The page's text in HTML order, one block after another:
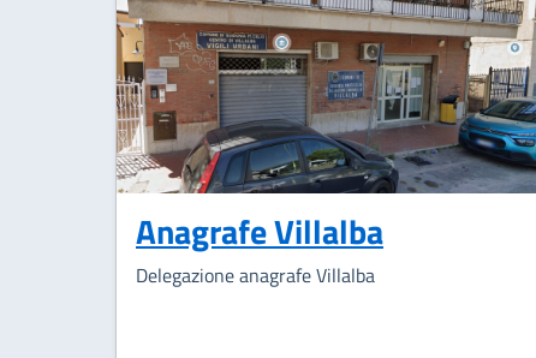
Anagrafe Villalba
Delegazione anagrafe Villalba